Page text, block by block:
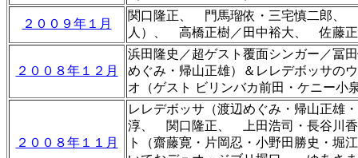
２００９年１月
関口隆正、 門馬瑠依・三宅慎二郎、
人）、 高橋正樹／田中裕大、 佐藤
２００８年１２月
浜田隆史／超ゲスト覆面シンガー／
めぐみ・帰山正雄）＆レレデボッサの
オ（ゲスト ビリンバカ前田・ケニー
２００８年１１月
レレデボッサ（渡辺めぐみ・帰山正雄
淳、 関口隆正、 上田浩司・長谷川
ト（齋藤寛・片岡忍・小野田勝史・堀